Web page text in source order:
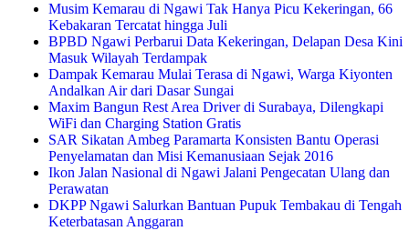
Musim Kemarau di Ngawi Tak Hanya Picu Kekeringan, 66
Kebakaran Tercatat hingga Juli
BPBD Ngawi Perbarui Data Kekeringan, Delapan Desa Kini
Masuk Wilayah Terdampak
Dampak Kemarau Mulai Terasa di Ngawi, Warga Kiyonten
Andalkan Air dari Dasar Sungai
Maxim Bangun Rest Area Driver di Surabaya, Dilengkapi
WiFi dan Charging Station Gratis
SAR Sikatan Ambeg Paramarta Konsisten Bantu Operasi
Penyelamatan dan Misi Kemanusiaan Sejak 2016
Ikon Jalan Nasional di Ngawi Jalani Pengecatan Ulang dan
Perawatan
DKPP Ngawi Salurkan Bantuan Pupuk Tembakau di Tengah
Keterbatasan Anggaran